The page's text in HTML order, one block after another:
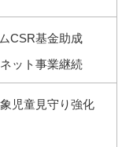
CSR基金助成
ット事業継続
児童見守り強化